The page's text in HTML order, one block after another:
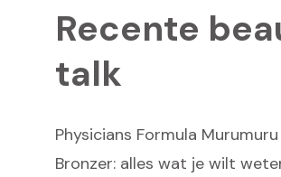
Recente
talk
Physicians Formula
Bronzer: alles wat je wilt